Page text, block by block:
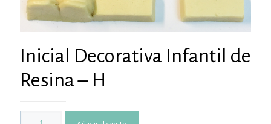
Inicial Decorativa Infantil de
Resina – H